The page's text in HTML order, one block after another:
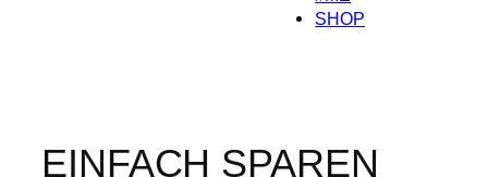
SHOP
EINFACH SPAREN